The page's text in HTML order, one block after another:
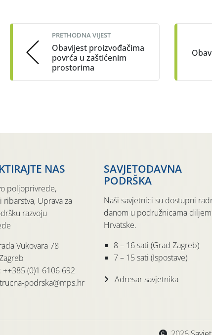
navigation
PRETHODNA VIJEST
Obavijest proizvođačima
povrća u zaštićenim
prostorima
NAS
poljoprivrede,
ribarstva, Uprava za
razvoju
Vukovara 78
++385 (0)1 6106 692
podrska@mps.hr
SAVJETODAVNA
PODRŠKA
Naši savjetnici su dostupni
danom u podružnicama diljem
Hrvatske.
8 – 16 sati (Grad Zagreb)
7 – 15 sati (Ispostave)
Adresar savjetnika